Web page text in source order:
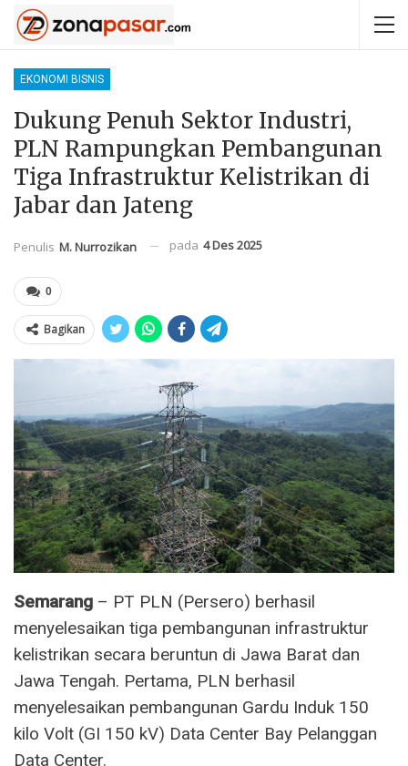
EKONOMI BISNIS
Dukung Penuh Sektor Industri,
PLN Rampungkan Pembangunan
Tiga Infrastruktur Kelistrikan di
Jabar dan Jateng
Penulis M. Nurrozikan pada 4 Des 2025
0
Bagikan
Semarang – PT PLN (Persero) berhasil
menyelesaikan tiga pembangunan infrastruktur
kelistrikan secara beruntun di Jawa Barat dan
Jawa Tengah. Pertama, PLN berhasil
menyelesaikan pembangunan Gardu Induk 150
kilo Volt (GI 150 kV) Data Center Bay Pelanggan
Data Center.